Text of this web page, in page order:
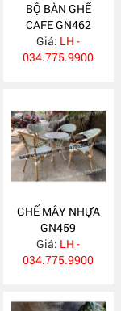
BỘ BÀN GHẾ
CAFE GN462
Giá: LH -
034.775.9900
GHẾ MÂY NHỰA
GN459
Giá: LH -
034.775.9900